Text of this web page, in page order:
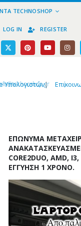
TECHNOSHOP
LOG IN REGISTER
|
Υπολογιστών|
ΕΠΏΝΥΜΑ
CORE2DUO, AMD,
ΕΓΓΎΗΣΗ 1 ΧΡΌΝΟ.